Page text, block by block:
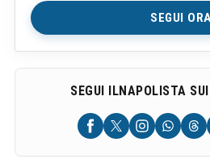
SEGUI ORA
SEGUI ILNAPOLISTA